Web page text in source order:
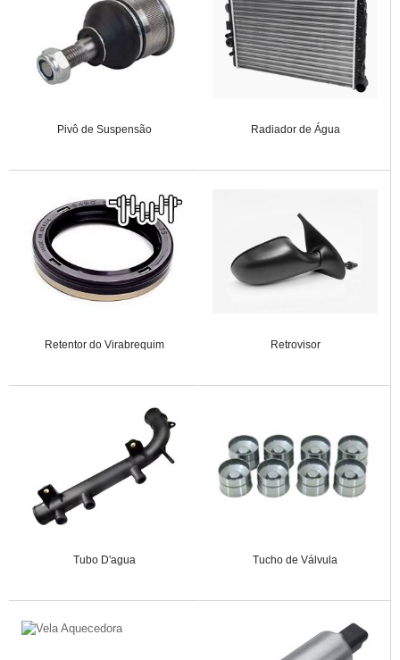
Pivô de Suspensão Radiador de Água
Retentor do Virabrequim Retrovisor
Tubo D'agua Tucho de Válvula